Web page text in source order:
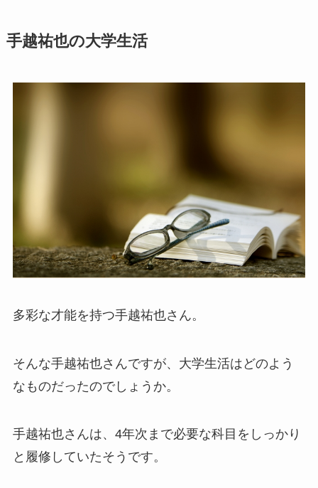
手越祐也の大学生活
多彩な才能を持つ手越祐也さん。
そんな手越祐也さんですが、大学生活はどのよう
なものだったのでしょうか。
手越祐也さんは、4年次まで必要な科目をしっかり
と履修していたそうです。